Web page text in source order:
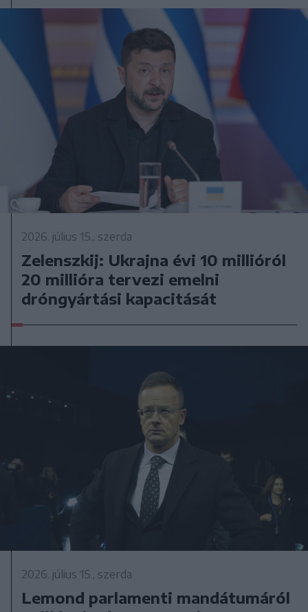
2026. július 15., szerda
Zelenszkij: Ukrajna évi 10 millióról
20 millióra tervezi emelni
dróngyártási kapacitását
2026. július 15., szerda
Lemond parlamenti mandátumáról